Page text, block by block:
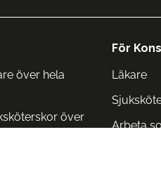
över hela
över
För
Läkare
Arbeta